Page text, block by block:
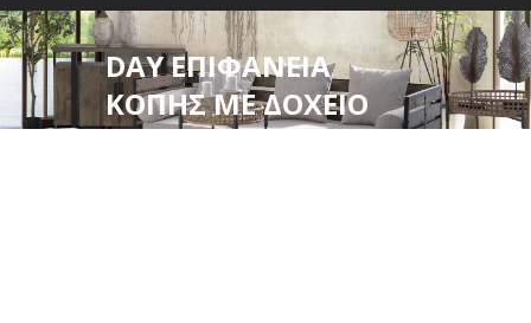
DAY ΕΠΙΦΑΝΕΙΑ
ΚΟΠΗΣ ΜΕ ΔΟΧΕΙΟ
BAMBOO ΚΑΙ PP